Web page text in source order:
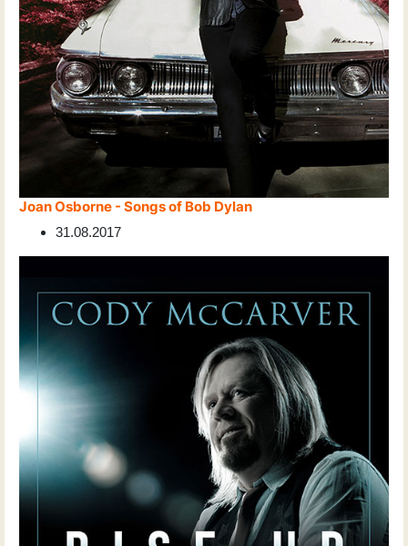
Joan Osborne - Songs of Bob Dylan
31.08.2017